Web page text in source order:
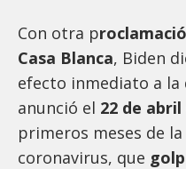
Con otra p
Casa Blanca, Biden
efecto inmediato a
anunció el 22 de
primeros meses de
coronavirus, que